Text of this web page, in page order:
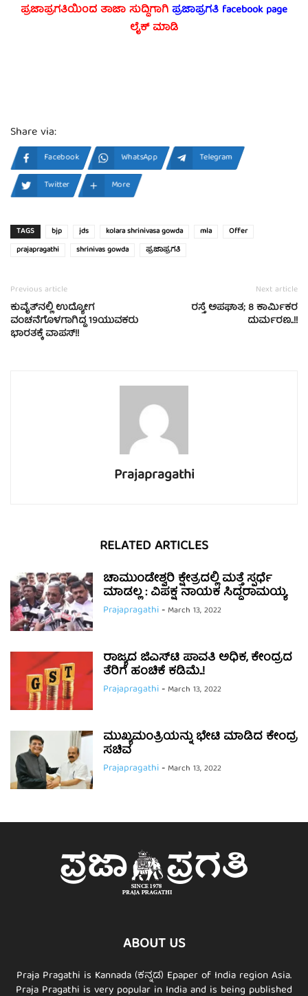
ಪ್ರಜಾಪ್ರಗತಿಯಿಂದ ತಾಜಾ ಸುದ್ದಿಗಾಗಿಪ್ರಜಾಪ್ರಗತಿ facebookpage
ಲೈಕ್ ಮಾಡಿ
Share via:
Facebook WhatsApp
Telegram
Twitter
More
TAGS bjp jds kolara shrinivasa gowda mla
Offer
prajapragathi
shrinivas gowda ಪ್ರಜಾಪ್ರಗತಿ
Previous article
ಕುವೈತ್‍ನಲ್ಲಿ ಉದ್ಯೋಗ
ವಂಚನೆಗೊಳಗಾಗಿದ್ದ 19ಯುವಕರು
ಭಾರತಕ್ಕೆ ವಾಪಸ್!!
Next article
ರಸ್ತೆ ಅಪಘಾತ; 8 ಕಾರ್ಮಿಕರ
ದುರ್ಮರಣ..!!
Prajapragathi
RELATED ARTICLES
ಚಾಮುಂಡೇಶ್ವರಿ ಕ್ಷೇತ್ರದಲ್ಲಿ ಮತ್ತೆ ಸ್ಪರ್ಧೆ
ಮಾಡಲ್ಲ‌ : ವಿಪಕ್ಷ ನಾಯಕ ಸಿದ್ದರಾಮಯ್ಯ
Prajapragathi- March 13, 2022
ರಾಜ್ಯದ ಜಿಎಸ್‌ಟಿ ಪಾವತಿ ಅಧಿಕ, ಕೇಂದ್ರದ
ತೆರಿಗೆ ಹಂಚಿಕೆ ಕಡಿಮೆ..!
Prajapragathi- March 13, 2022
ಮುಖ್ಯಮಂತ್ರಿಯನ್ನು ಭೇಟಿ ಮಾಡಿದ ಕೇಂದ್ರ
ಸಚಿವ
Prajapragathi- March 13, 2022
ABOUT US
Praja Pragathi is Kannada (ಕನ್ನಡ) Epaper of India region Asia.
Praja Pragathi is very popular in India and is being published